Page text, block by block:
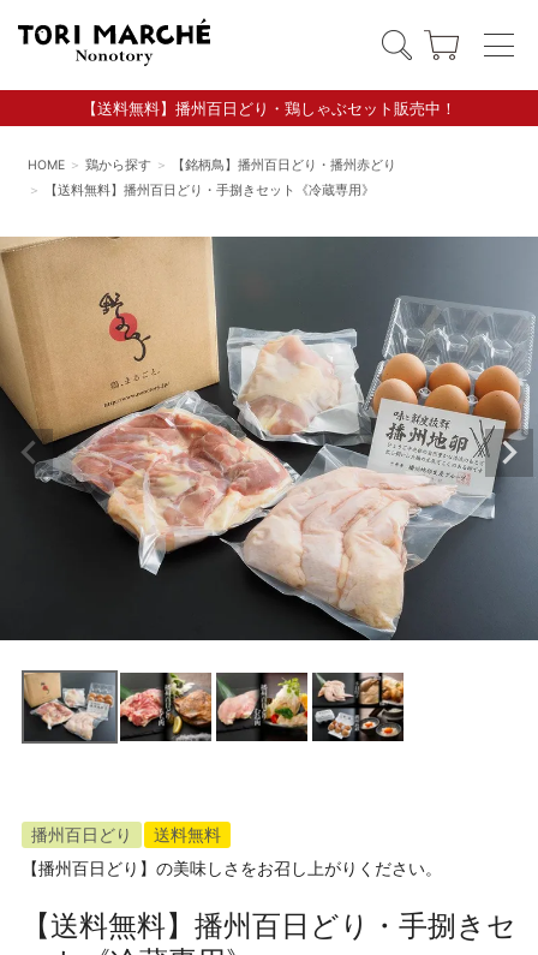
【送料無料】播州百日どり・鶏しゃぶセット販売中！
HOME 鶏から探す
【銘柄鳥】播州百日どり・播州赤どり
【送料無料】播州百日どり・手捌きセット《冷蔵専用》
播州百日どり
送料無料
【播州百日どり】の美味しさをお召し上がりください。
【送料無料】播州百日どり・手捌きセ